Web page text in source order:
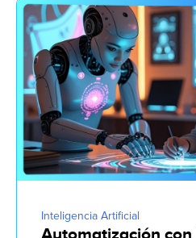
Inteligencia Artificial